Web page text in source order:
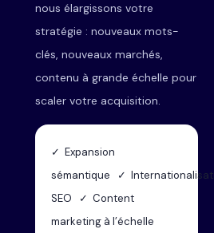
nous élargissons votre
stratégie : nouveaux mots-
clés, nouveaux marchés,
contenu à grande échelle pour
scaler votre acquisition.
✓ Expansion
sémantique ✓
SEO ✓ Content
marketing à l’échelle